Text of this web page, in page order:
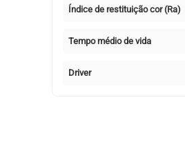
Índice de restituição cor (Ra)
Tempo médio de vida
Driver